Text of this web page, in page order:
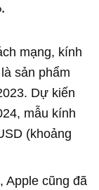
mạng, kính
sản phẩm
Dự kiến
mẫu kính
(khoảng
Apple cũng đã